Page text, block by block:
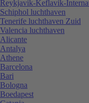
Reykjavik-Keflavik-
Schiphol luchthaven
Tenerife luchthaven Zuid
Valencia luchthaven
Alicante
Antalya
Athene
Barcelona
Bari
Bologna
Boedapest